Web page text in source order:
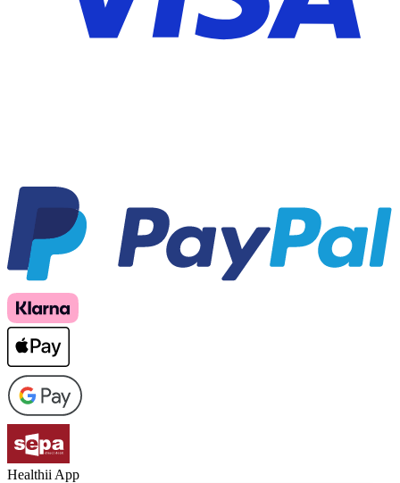
Healthii App